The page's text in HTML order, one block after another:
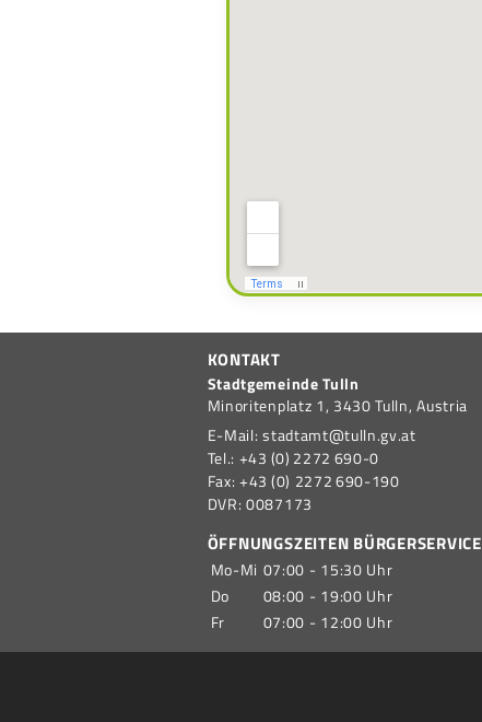
KONTAKT
Stadtgemeinde Tulln
Minoritenplatz 1, 3430 Tulln, Austria
E-Mail: stadtamt@tulln.gv.at
Tel.: +43 (0) 2272 690-0
Fax: +43 (0) 2272 690-190
DVR: 0087173
ÖFFNUNGSZEITEN BÜRGERSERVICE
Mo-Mi 07:00 - 15:30 Uhr
Do
08:00 - 19:00 Uhr
Fr
07:00 - 12:00 Uhr